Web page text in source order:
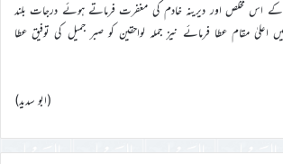
کے اس مخلص اور دیرینہ خادم کی مغفرت فرماتے ہوئے درجات بلند
مقام عطا فرمائے نیز جملہ لواحقین کو صبر جمیل کی توفیق عطا
(ابو سدید)